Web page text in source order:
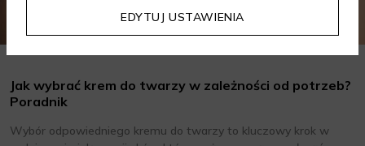
Jak wybrać krem do twarzy w zależności od potrzeb?
Poradnik
Wybór odpowiedniego kremu do twarzy to kluczowy krok w
EDYTUJ USTAWIENIA